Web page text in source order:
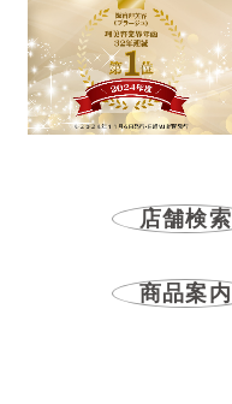
店舗検索
商品案内